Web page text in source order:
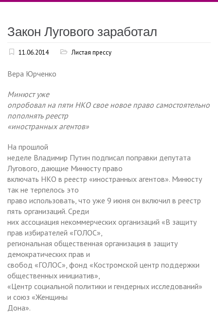
Закон Лугового заработал
11.06.2014 Листая прессу
Вера Юрченко
Минюст уже
опробовал на пяти НКО свое новое право самостоятельно
пополнять реестр
«иностранных агентов»
На прошлой
неделе Владимир Путин подписал поправки депутата
Лугового, дающие Минюсту право
включать НКО в реестр «иностранных агентов». Минюсту
так не терпелось это
право использовать, что уже 9 июня он включил в реестр
пять организаций. Среди
них ассоциация некоммерческих организаций «В защиту
прав избирателей «ГОЛОС»,
региональная общественная организация в защиту
демократических прав и
свобод «ГОЛОС», фонд «Костромской центр поддержки
общественных инициатив»,
«Центр социальной политики и гендерных исследований»
и союз «Женщины
Дона».